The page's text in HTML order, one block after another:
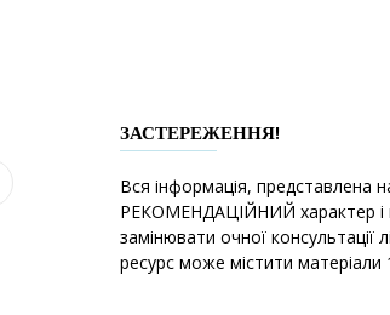
ЗАСТЕРЕЖЕННЯ!
Вся інформація, представлена
РЕКОМЕНДАЦІЙНИЙ характер і
замінювати очної консультації
ресурс може містити матеріали